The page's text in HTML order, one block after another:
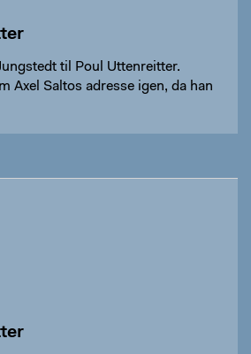
til Poul Uttenreitter.
Axel Saltos adresse igen, da han